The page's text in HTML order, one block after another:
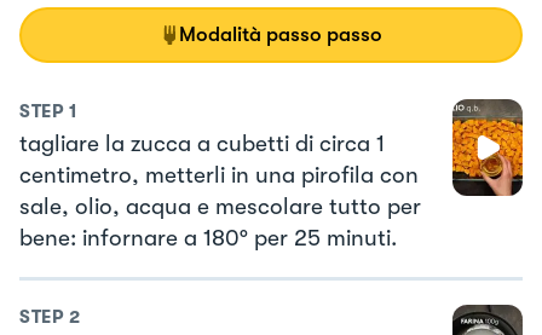
Modalità passo passo
STEP 1
tagliare la zucca a cubetti di circa 1
centimetro, metterli in una pirofila con
sale, olio, acqua e mescolare tutto per
bene: infornare a 180° per 25 minuti.
STEP 2